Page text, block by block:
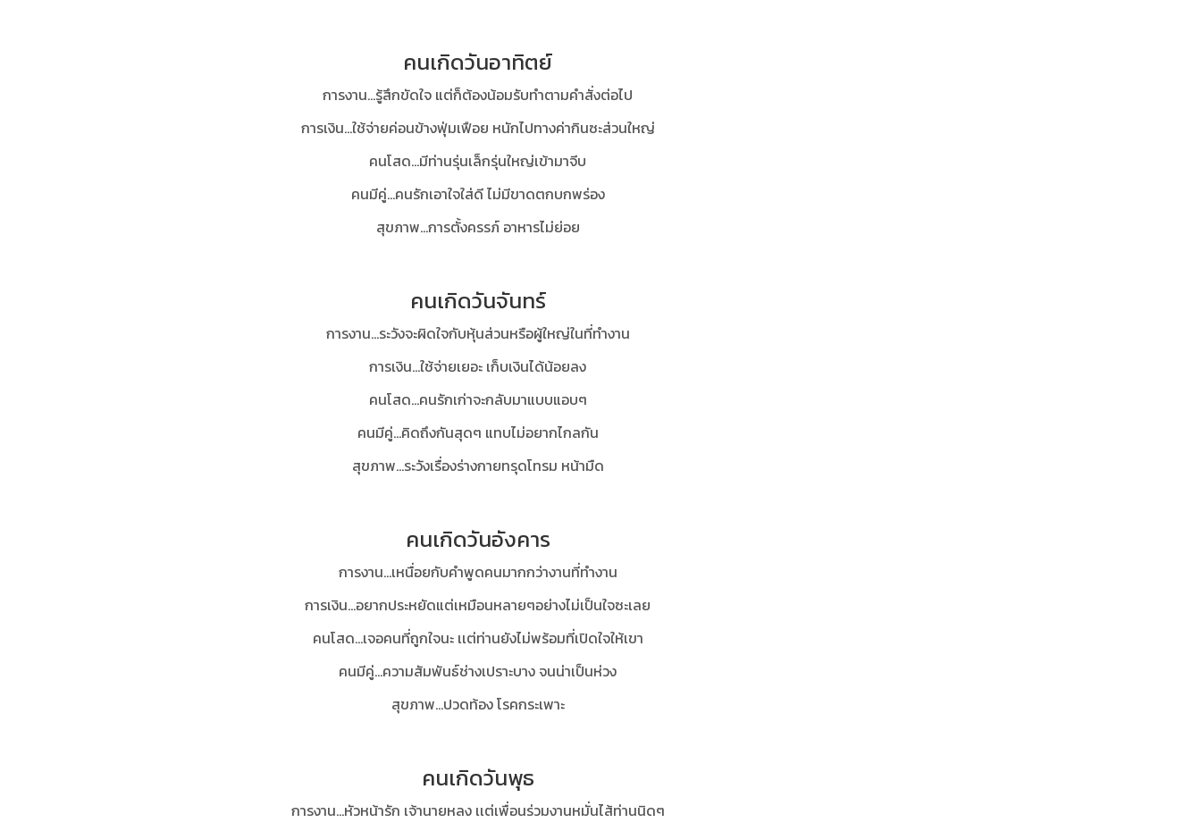
คนเกิดวันอาทิตย์
การงาน...รู้สึกขัดใจ แต่ก็ต้องน้อมรับทำตามคำสั่งต่อไป
การเงิน...ใช้จ่ายค่อนข้างฟุ่มเฟือย หนักไปทางค่ากินซะส่วนใหญ่
คนโสด...มีท่านรุ่นเล็กรุ่นใหญ่เข้ามาจีบ
คนมีคู่...คนรักเอาใจใส่ดี ไม่มีขาดตกบกพร่อง
สุขภาพ...การตั้งครรภ์ อาหารไม่ย่อย
คนเกิดวันจันทร์
การงาน...ระวังจะผิดใจกับหุ้นส่วนหรือผู้ใหญ่ในที่ทำงาน
การเงิน...ใช้จ่ายเยอะ เก็บเงินได้น้อยลง
คนโสด...คนรักเก่าจะกลับมาแบบแอบๆ
คนมีคู่...คิดถึงกันสุดๆ แทบไม่อยากไกลกัน
สุขภาพ...ระวังเรื่องร่างกายทรุดโทรม หน้ามืด
คนเกิดวันอังคาร
การงาน...เหนื่อยกับคำพูดคนมากกว่างานที่ทำงาน
การเงิน...อยากประหยัดแต่เหมือนหลายๆอย่างไม่เป็นใจซะเลย
คนโสด...เจอคนที่ถูกใจนะ เเต่ท่านยังไม่พร้อมที่เปิดใจให้เขา
คนมีคู่...ความสัมพันธ์ช่างเปราะบาง จนน่าเป็นห่วง
สุขภาพ...ปวดท้อง โรคกระเพาะ
คนเกิดวันพุธ
การงาน...หัวหน้ารัก เจ้านายหลง เเต่เพื่อนร่วมงานหมั่นไส้ท่านนิดๆ